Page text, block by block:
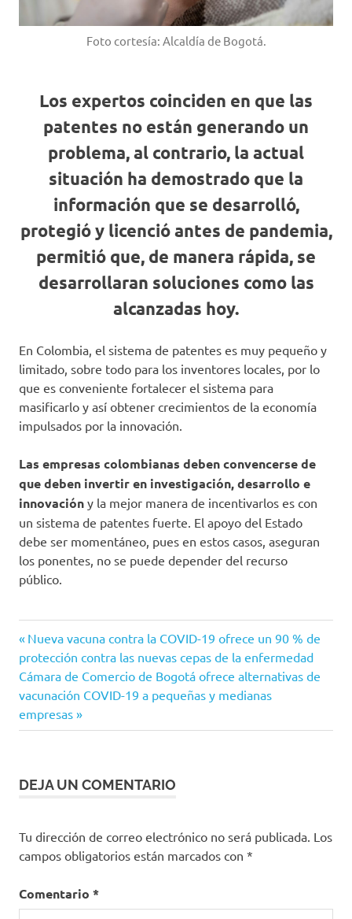
Foto cortesía: Alcaldía de Bogotá.
Los expertos coinciden en que las
patentes no están generando un
problema, al contrario, la actual
situación ha demostrado que la
información que se desarrolló,
protegió y licenció antes de pandemia,
permitió que, de manera rápida, se
desarrollaran soluciones como las
alcanzadas hoy.
En Colombia, el sistema de patentes es muy pequeño y
limitado, sobre todo para los inventores locales, por lo
que es conveniente fortalecer el sistema para
masificarlo y así obtener crecimientos de la economía
impulsados por la innovación.
Las empresas colombianas deben convencerse de
que deben invertir en investigación, desarrollo e
innovación y la mejor manera de incentivarlos es con
un sistema de patentes fuerte. El apoyo del Estado
debe ser momentáneo, pues en estos casos, aseguran
los ponentes, no se puede depender del recurso
público.
Coronavirus
COVID-
19
INNOS
Prospectiva
en Salud
MinTIC
de
privados
Navegación
de
entradas
Entrada
anterior:
Nueva vacuna contra la COVID-19 ofrece un 90 % de
protección contra las nuevas cepas de la enfermedad
Siguiente
entrada:
Cámara de Comercio de Bogotá ofrece alternativas de
vacunación COVID-19 a pequeñas y medianas
empresas
DEJA UN COMENTARIO
Tu dirección de correo electrónico no será publicada. Los
campos obligatorios están marcados con *
Comentario *